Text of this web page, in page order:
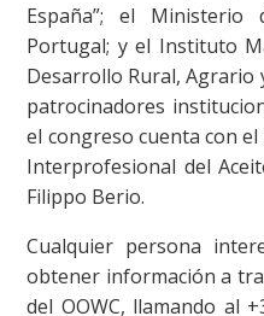
España”; el
Portugal; y el Instituto
Desarrollo Rural, Agrario
patrocinadores
el congreso cuenta con el
Interprofesional del
Filippo Berio.
Cualquier persona
obtener información a
del OOWC, llamando al